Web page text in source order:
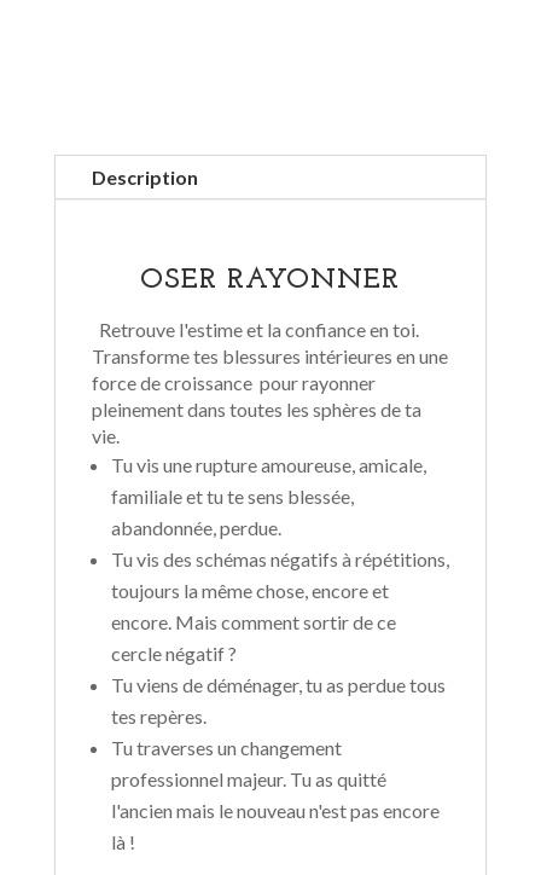
Description
OSER RAYONNER
Retrouve l'estime et la confiance en toi.
Transforme tes blessures intérieures en une
force de croissance pour rayonner
pleinement dans toutes les sphères de ta
vie.
Tu vis une rupture amoureuse, amicale,
familiale et tu te sens blessée,
abandonnée, perdue.
Tu vis des schémas négatifs à répétitions,
toujours la même chose, encore et
encore. Mais comment sortir de ce
cercle négatif ?
Tu viens de déménager, tu as perdue tous
tes repères.
Tu traverses un changement
professionnel majeur. Tu as quitté
l'ancien mais le nouveau n'est pas encore
là !